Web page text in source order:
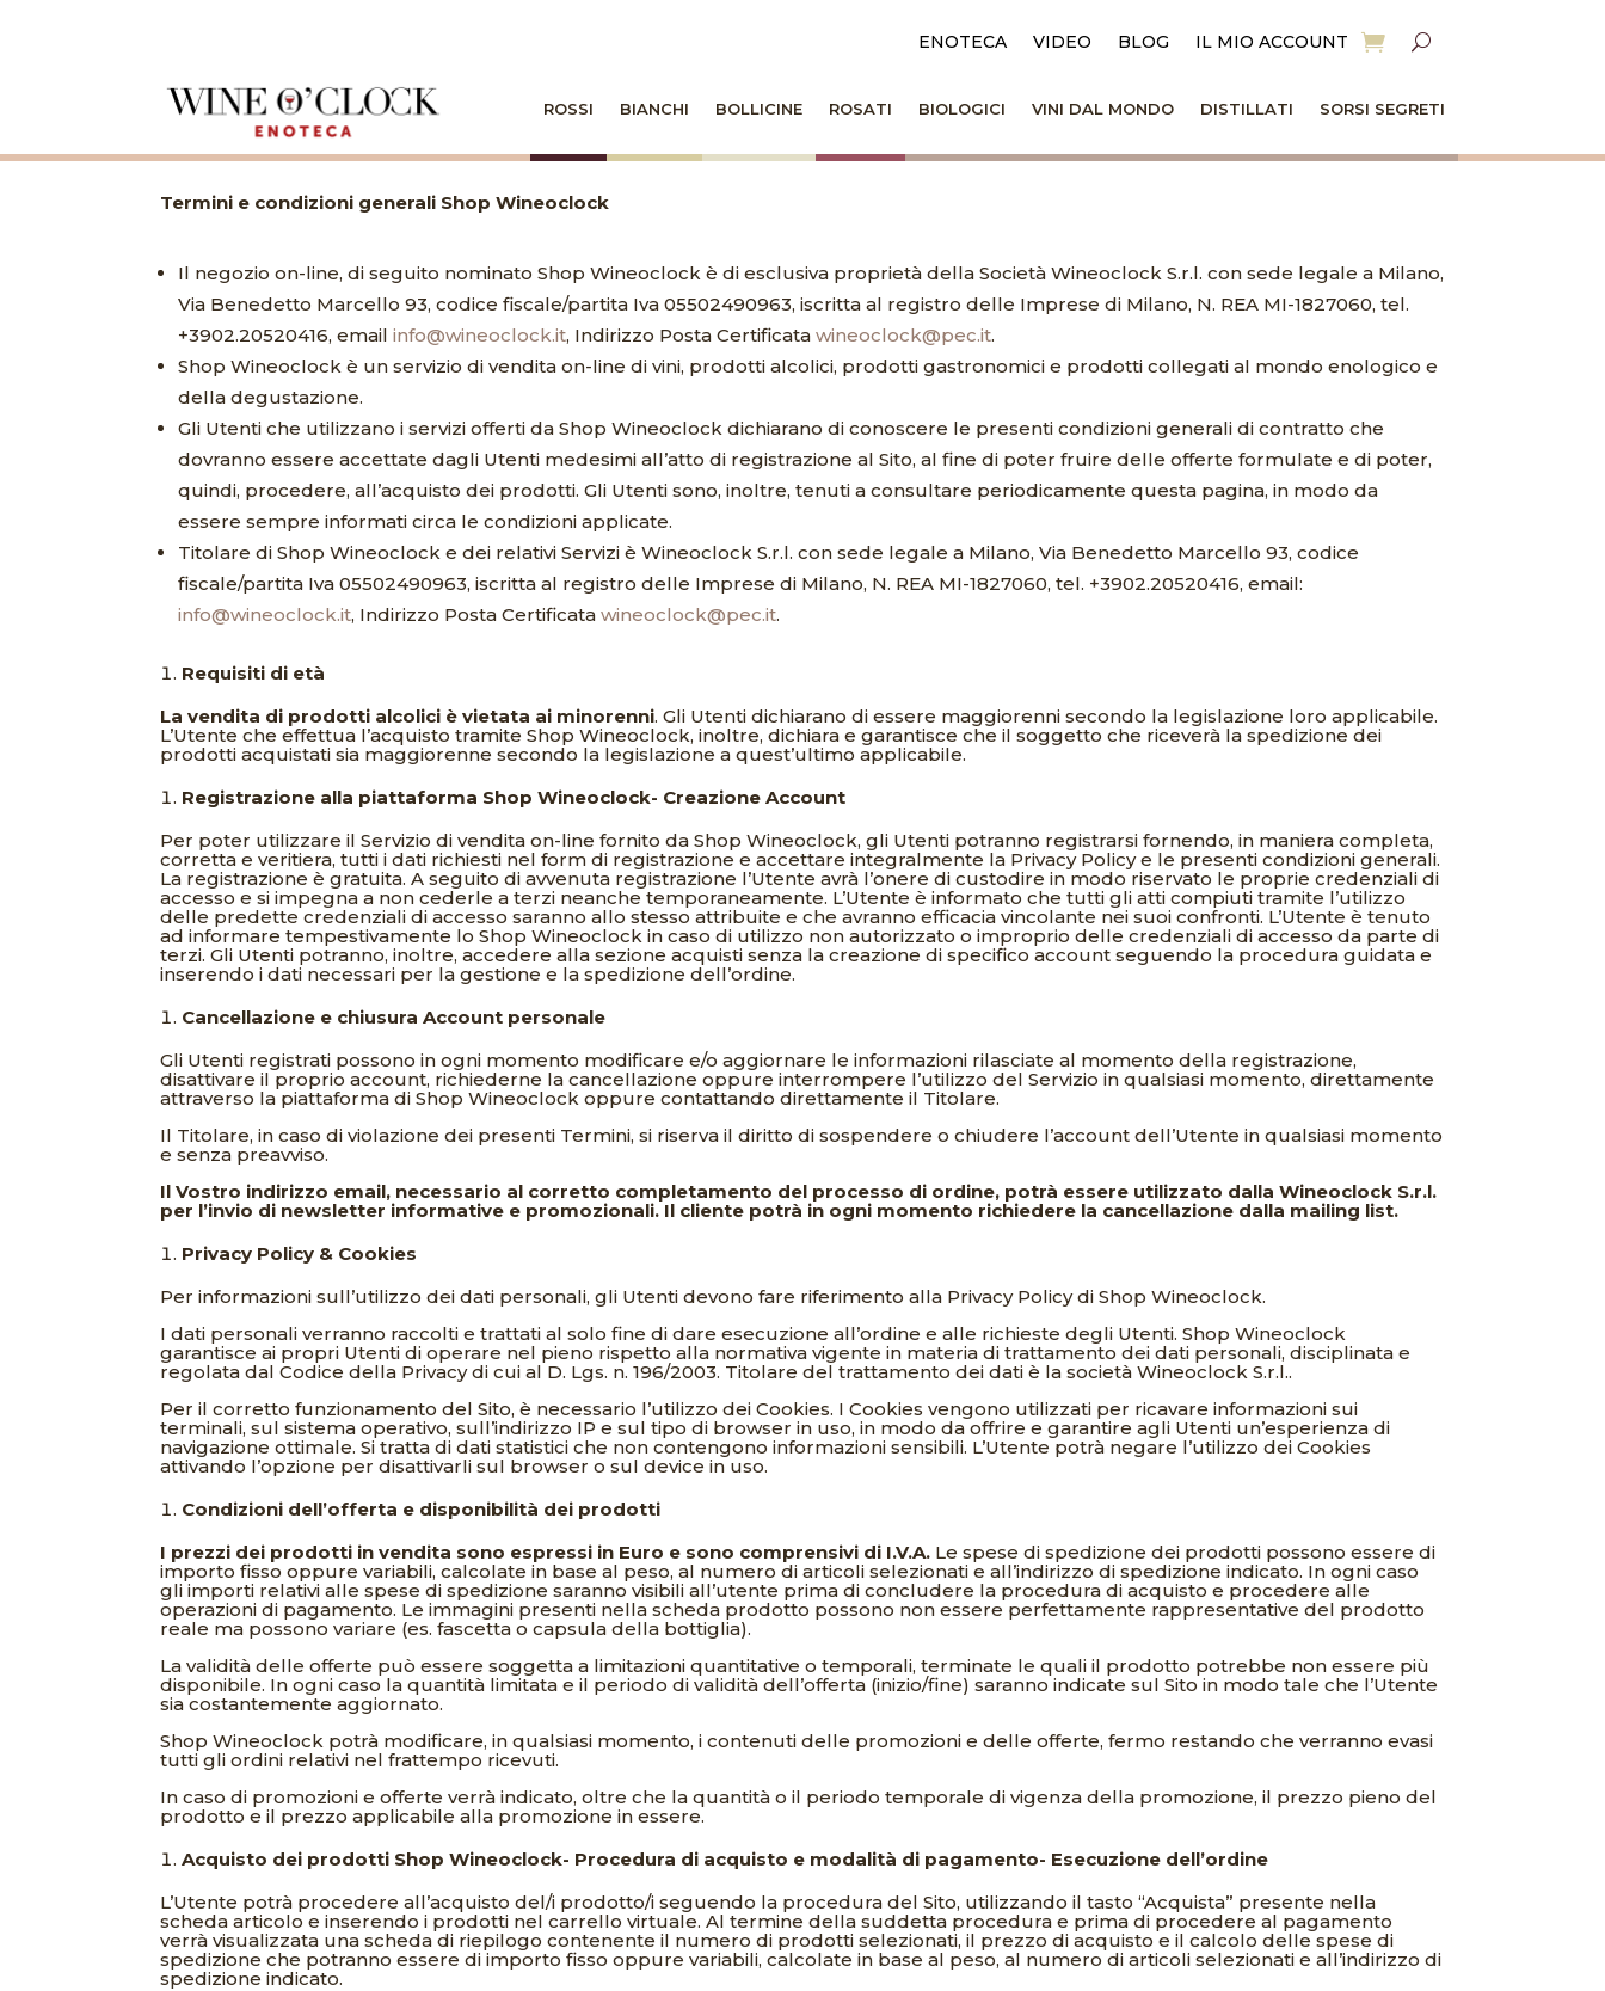
ENOTECA VIDEO BLOG IL MIO ACCOUNT
ROSSI BIANCHI BOLLICINE ROSATI BIOLOGICI VINI DAL MONDO DISTILLATI SORSI SEGRETI
Termini e condizioni generali Shop Wineoclock
Il negozio on-line, di seguito nominato Shop Wineoclock è di esclusiva proprietà della Società Wineoclock S.r.l. con sede legale a Milano,
Via Benedetto Marcello 93, codice fiscale/partita Iva 05502490963, iscritta al registro delle Imprese di Milano, N. REA MI-1827060, tel.
+3902.20520416, emailinfo@wineoclock.it, Indirizzo Posta Certificatawineoclock@pec.it.
Shop Wineoclock è un servizio di vendita on-line di vini, prodotti alcolici, prodotti gastronomici e prodotti collegati al mondo enologico e
della degustazione.
Gli Utenti che utilizzano i servizi offerti da Shop Wineoclock dichiarano di conoscere le presenti condizioni generali di contratto che
dovranno essere accettate dagli Utenti medesimi all’atto di registrazione al Sito, al fine di poter fruire delle offerte formulate e di poter,
quindi, procedere, all’acquisto dei prodotti. Gli Utenti sono, inoltre, tenuti a consultare periodicamente questa pagina, in modo da
essere sempre informati circa le condizioni applicate.
Titolare di Shop Wineoclock e dei relativi Servizi è Wineoclock S.r.l. con sede legale a Milano, Via Benedetto Marcello 93, codice
fiscale/partita Iva 05502490963, iscritta al registro delle Imprese di Milano, N. REA MI-1827060, tel. +3902.20520416, email:
info@wineoclock.it, Indirizzo Posta Certificatawineoclock@pec.it.
Requisiti di età
La vendita di prodotti alcolici è vietata ai minorenni. Gli Utenti dichiarano di essere maggiorenni secondo la legislazione loro applicabile.
L’Utente che effettua l’acquisto tramite Shop Wineoclock, inoltre, dichiara e garantisce che il soggetto che riceverà la spedizione dei
prodotti acquistati sia maggiorenne secondo la legislazione a quest’ultimo applicabile.
Registrazione alla piattaforma Shop Wineoclock- Creazione Account
Per poter utilizzare il Servizio di vendita on-line fornito da Shop Wineoclock, gli Utenti potranno registrarsi fornendo, in maniera completa,
corretta e veritiera, tutti i dati richiesti nel form di registrazione e accettare integralmente la Privacy Policy e le presenti condizioni generali.
La registrazione è gratuita. A seguito di avvenuta registrazione l’Utente avrà l’onere di custodire in modo riservato le proprie credenziali di
accesso e si impegna a non cederle a terzi neanche temporaneamente. L’Utente è informato che tutti gli atti compiuti tramite l’utilizzo
delle predette credenziali di accesso saranno allo stesso attribuite e che avranno efficacia vincolante nei suoi confronti. L’Utente è tenuto
ad informare tempestivamente lo Shop Wineoclock in caso di utilizzo non autorizzato o improprio delle credenziali di accesso da parte di
terzi. Gli Utenti potranno, inoltre, accedere alla sezione acquisti senza la creazione di specifico account seguendo la procedura guidata e
inserendo i dati necessari per la gestione e la spedizione dell’ordine.
Cancellazione e chiusura Account personale
Gli Utenti registrati possono in ogni momento modificare e/o aggiornare le informazioni rilasciate al momento della registrazione,
disattivare il proprio account, richiederne la cancellazione oppure interrompere l’utilizzo del Servizio in qualsiasi momento, direttamente
attraverso la piattaforma di Shop Wineoclock oppure contattando direttamente il Titolare.
Il Titolare, in caso di violazione dei presenti Termini, si riserva il diritto di sospendere o chiudere l’account dell’Utente in qualsiasi momento
e senza preavviso.
Il Vostro indirizzo email, necessario al corretto completamento del processo di ordine, potrà essere utilizzato dalla Wineoclock S.r.l.
per l’invio di newsletter informative e promozionali. Il cliente potrà in ogni momento richiedere la cancellazione dalla mailing list.
Privacy Policy & Cookies
Per informazioni sull’utilizzo dei dati personali, gli Utenti devono fare riferimento alla Privacy Policy di Shop Wineoclock.
I dati personali verranno raccolti e trattati al solo fine di dare esecuzione all’ordine e alle richieste degli Utenti. Shop Wineoclock
garantisce ai propri Utenti di operare nel pieno rispetto alla normativa vigente in materia di trattamento dei dati personali, disciplinata e
regolata dal Codice della Privacy di cui al D. Lgs. n. 196/2003. Titolare del trattamento dei dati è la società Wineoclock S.r.l..
Per il corretto funzionamento del Sito, è necessario l’utilizzo dei Cookies. I Cookies vengono utilizzati per ricavare informazioni sui
terminali, sul sistema operativo, sull’indirizzo IP e sul tipo di browser in uso, in modo da offrire e garantire agli Utenti un’esperienza di
navigazione ottimale. Si tratta di dati statistici che non contengono informazioni sensibili. L’Utente potrà negare l’utilizzo dei Cookies
attivando l’opzione per disattivarli sul browser o sul device in uso.
Condizioni dell’offerta e disponibilità dei prodotti
I prezzi dei prodotti in vendita sono espressi in Euro e sono comprensivi di I.V.A. Le spese di spedizione dei prodotti possono essere di
importo fisso oppure variabili, calcolate in base al peso, al numero di articoli selezionati e all’indirizzo di spedizione indicato. In ogni caso
gli importi relativi alle spese di spedizione saranno visibili all’utente prima di concludere la procedura di acquisto e procedere alle
operazioni di pagamento. Le immagini presenti nella scheda prodotto possono non essere perfettamente rappresentative del prodotto
reale ma possono variare (es. fascetta o capsula della bottiglia).
La validità delle offerte può essere soggetta a limitazioni quantitative o temporali, terminate le quali il prodotto potrebbe non essere più
disponibile. In ogni caso la quantità limitata e il periodo di validità dell’offerta (inizio/fine) saranno indicate sul Sito in modo tale che l’Utente
sia costantemente aggiornato.
Shop Wineoclock potrà modificare, in qualsiasi momento, i contenuti delle promozioni e delle offerte, fermo restando che verranno evasi
tutti gli ordini relativi nel frattempo ricevuti.
In caso di promozioni e offerte verrà indicato, oltre che la quantità o il periodo temporale di vigenza della promozione, il prezzo pieno del
prodotto e il prezzo applicabile alla promozione in essere.
Acquisto dei prodotti Shop Wineoclock- Procedura di acquisto e modalità di pagamento- Esecuzione dell’ordine
L’Utente potrà procedere all’acquisto del/i prodotto/i seguendo la procedura del Sito, utilizzando il tasto “Acquista” presente nella
scheda articolo e inserendo i prodotti nel carrello virtuale. Al termine della suddetta procedura e prima di procedere al pagamento
verrà visualizzata una scheda di riepilogo contenente il numero di prodotti selezionati, il prezzo di acquisto e il calcolo delle spese di
spedizione che potranno essere di importo fisso oppure variabili, calcolate in base al peso, al numero di articoli selezionati e all’indirizzo di
spedizione indicato.